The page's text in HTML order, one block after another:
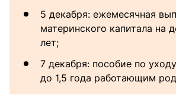
5 декабря: ежемесячная
материнского капитала на
лет;
7 декабря: пособие по
до 1,5 года работающим